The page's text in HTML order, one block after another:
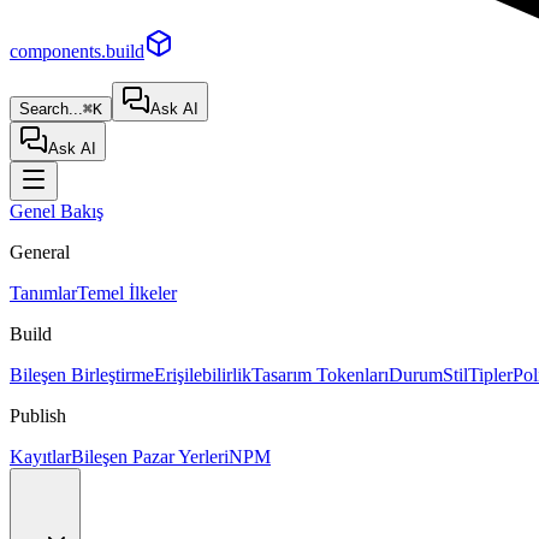
components.build
Search...⌘K Ask AI
Ask AI
Genel Bakış
General
TanımlarTemel İlkeler
Build
Bileşen BirleştirmeErişilebilirlikTasarım TokenlarıDurumStilTipler
Publish
KayıtlarBileşen Pazar YerleriNPM